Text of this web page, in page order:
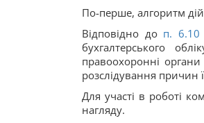
По-перше, алгоритм
Відповідно до п.
бухгалтерського
правоохоронні
розслідування причин
Для участі в роботі
нагляду.